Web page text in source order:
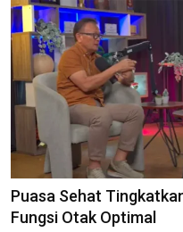
Puasa Sehat
Fungsi Otak Optimal